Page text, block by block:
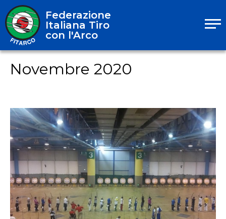
Federazione
Italiana Tiro
con l'Arco
Novembre 2020